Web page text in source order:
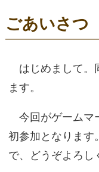
ごあいさつ
はじめまして。
ます。
今回がゲームマ
初参加となります
で、どうぞよろし